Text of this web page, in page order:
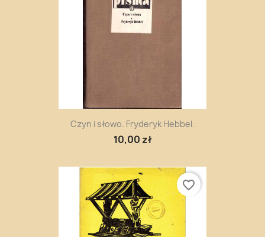
Czyn i słowo. Fryderyk Hebbel.
10,00 zł
favorite_border